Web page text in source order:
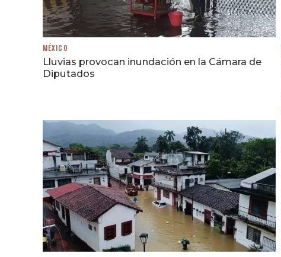
MÉXICO
Lluvias provocan inundación en la Cámara de
Diputados